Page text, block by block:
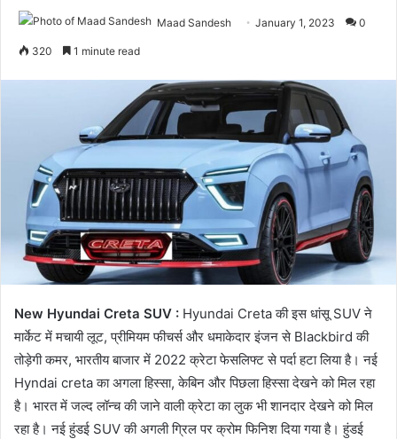
Maad Sandesh January 1, 2023 0
320 1 minute read
New Hyundai Creta SUV : Hyundai Creta की इस धांसू SUV ने
मार्केट में मचायी लूट, प्रीमियम फीचर्स और धमाकेदार इंजन से Blackbird की
तोड़ेगी कमर, भारतीय बाजार में 2022 क्रेटा फेसलिफ्ट से पर्दा हटा लिया है। नई
Hyndai creta का अगला हिस्सा, केबिन और पिछला हिस्सा देखने को मिल रहा
है। भारत में जल्द लॉन्च की जाने वाली क्रेटा का लुक भी शानदार देखने को मिल
रहा है। नई हुंडई SUV की अगली ग्रिल पर क्रोम फिनिश दिया गया है। हुंडई